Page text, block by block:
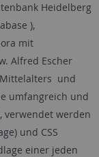
Heidelberg
),
mit
Alfred Escher
und
umfangreich und
verwendet werden
und CSS
einer jeden